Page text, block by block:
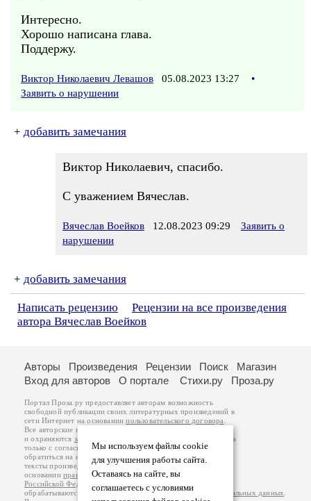
Интересно.
Хорошо написана глава.
Поддержу.
Виктор Николаевич Левашов 05.08.2023 13:27
•
Заявить о нарушении
+ добавить замечания
Виктор Николаевич, спасибо.
С уважением Вячеслав.
Вячеслав Воейков 12.08.2023 09:29
Заявить о
нарушении
+ добавить замечания
Написать рецензию
Рецензии на все произведения
автора Вячеслав Воейков
Мы используем файлы cookie
для улучшения работы сайта.
Оставаясь на сайте, вы
соглашаетесь с условиями
Авторы Произведения Рецензии Поиск
Магазин
Вход для авторов
О портале Стихи.ру Проза.ру
Портал Проза.ру предоставляет авторам возможность
свободной публикации своих литературных произведений в
сети Интернет на основаниипользовательского договора
Все авторские права на произведения принадлежат авторам
и охраняются законом
. Перепечатка произведений возможна
только с согласия его автора, к которому вы можете
обратиться на его авторской странице. Ответственность за
тексты произведений авторы несут самостоятельно на
основанииправил публикацииизаконодательства
Российской Федерации
обрабатываются на основанииПолитики обработки персональных данных